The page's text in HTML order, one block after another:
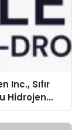
Inc., Sıfır
Hidrojen
ISO ve